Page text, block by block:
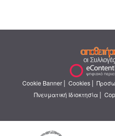
Cookie Banner | Cookies |
Πνευματική Ιδιοκτησία |